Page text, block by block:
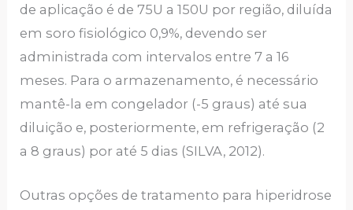
de aplicação é de 75U a 150U por região, diluída
em soro fisiológico 0,9%, devendo ser
administrada com intervalos entre 7 a 16
meses. Para o armazenamento, é necessário
mantê-la em congelador (-5 graus) até sua
diluição e, posteriormente, em refrigeração (2
a 8 graus) por até 5 dias (SILVA, 2012).
Outras opções de tratamento para hiperidrose